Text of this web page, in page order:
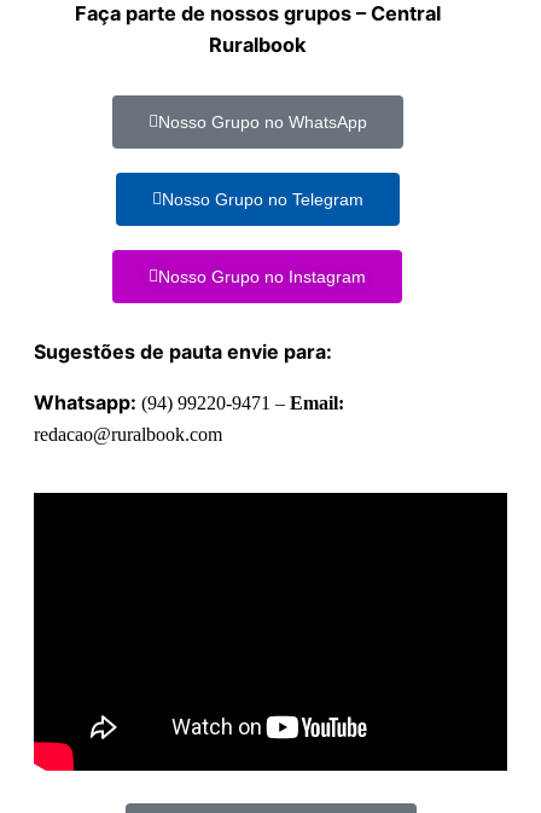
Faça parte de nossos grupos – Central
Ruralbook
Nosso Grupo no WhatsApp
Nosso Grupo no Telegram
Nosso Grupo no Instagram
Sugestões de pauta envie para:
Whatsapp: (94) 99220-9471 – Email:
redacao@ruralbook.com